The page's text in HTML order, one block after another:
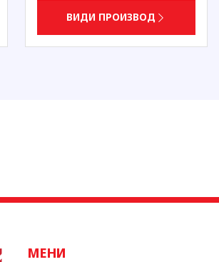
ВИДИ ПРОИЗВОД
МЕНИ